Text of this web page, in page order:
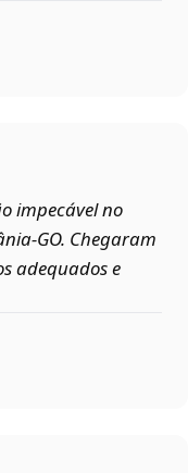
impecável no
Chegaram
adequados e